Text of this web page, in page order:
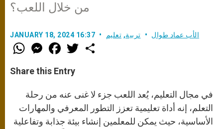
من خلال اللعب؟
JANUARY 18, 2024 16:37 الأب عماد طوال تربية, تعليم
W
h
t
s
p
p
M
e
s
e
g
e
r
F
a
e
b
o
k
w
r
Share this Entry
في مجال التعليم، يُعد اللعب جزء لا غنى عنه من رحلة
التعلم، إنه أداة تعليمية تعزز التطور المعرفي والمهارات
الأساسية، حيث يمكن للمعلمين إنشاء بيئة جذابة وتفاعلية